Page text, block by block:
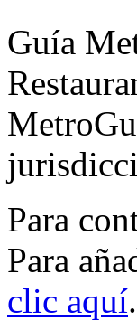
Guía
Para
Para
clic aquí.